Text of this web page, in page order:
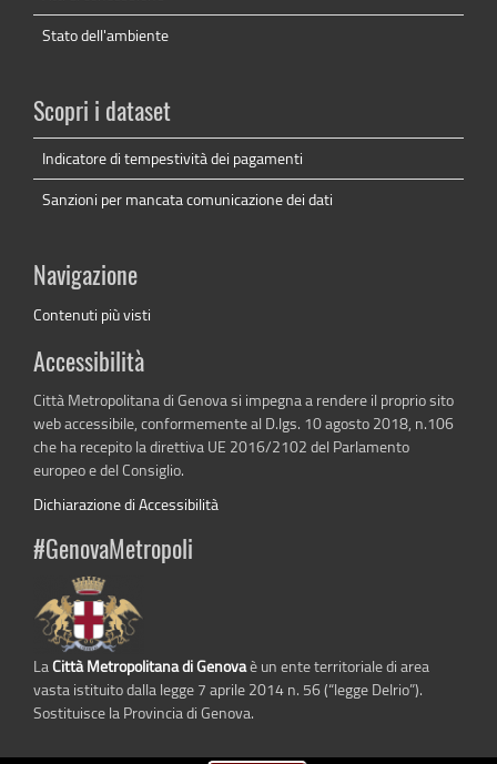
Stato dell'ambiente
Scopri i dataset
Indicatore di tempestività dei pagamenti
Sanzioni per mancata comunicazione dei dati
Navigazione
Contenuti più visti
Accessibilità
Città Metropolitana di Genova si impegna a rendere il proprio sito
web accessibile, conformemente al D.lgs. 10 agosto 2018, n.106
che ha recepito la direttiva UE 2016/2102 del Parlamento
europeo e del Consiglio.
Dichiarazione di Accessibilità
#GenovaMetropoli
LaCittà Metropolitana di Genovaè un ente territoriale di area
vasta istituito dalla legge 7 aprile 2014 n. 56 (“legge Delrio”).
Sostituisce la Provincia di Genova.